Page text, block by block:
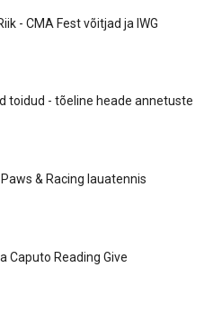
- CMA Fest võitjad ja IWG
toidud - tõeline heade annetuste
& Racing lauatennis
Caputo Reading Give